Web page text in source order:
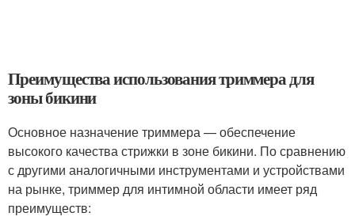
Преимущества использования триммера для
зоны бикини
Основное назначение триммера — обеспечение
высокого качества стрижки в зоне бикини. По сравнению
с другими аналогичными инструментами и устройствами
на рынке, триммер для интимной области имеет ряд
преимуществ: